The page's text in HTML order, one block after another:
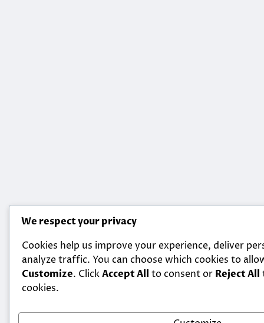
We respect your privacy
Cookies help us improve your experience, deliver
analyze traffic. You can choose which cookies to
Customize. ClickAccept All to consent or Reject All
cookies.